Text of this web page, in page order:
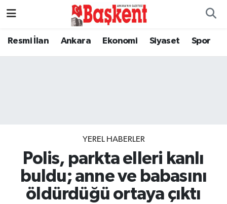
Resmi İlan Ankara Ekonomi Siyaset Spor
YEREL HABERLER
Polis, parkta elleri kanlı
buldu; anne ve babasını
öldürdüğü ortaya çıktı
Ankara
Ekonomi
Genel
Nöbetçi Eczaneler
Süper Lig Puan Durumu ve Fikstür
Tüm Manşetler
Son Dakika Haberleri